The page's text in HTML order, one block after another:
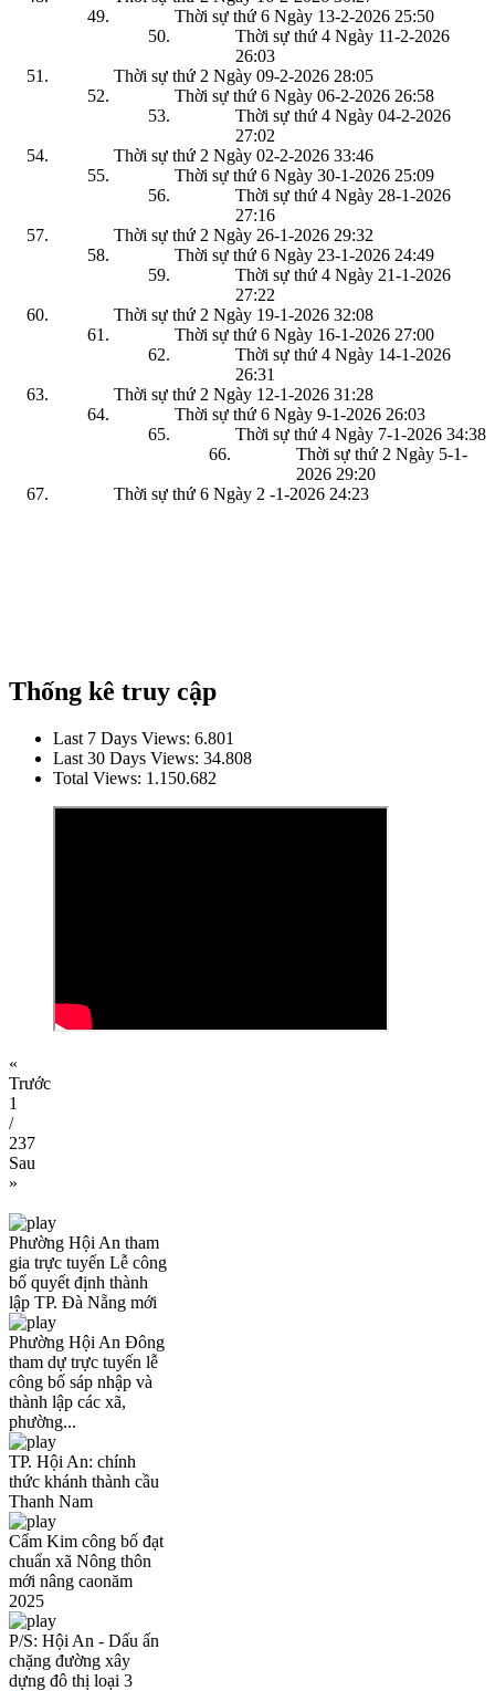
Thời sự thứ 6 Ngày 13-2-2026 25:50
Thời sự thứ 4 Ngày 11-2-2026
26:03
Thời sự thứ 2 Ngày 09-2-2026 28:05
Thời sự thứ 6 Ngày 06-2-2026 26:58
Thời sự thứ 4 Ngày 04-2-2026
27:02
Thời sự thứ 2 Ngày 02-2-2026 33:46
Thời sự thứ 6 Ngày 30-1-2026 25:09
Thời sự thứ 4 Ngày 28-1-2026
27:16
Thời sự thứ 2 Ngày 26-1-2026 29:32
Thời sự thứ 6 Ngày 23-1-2026 24:49
Thời sự thứ 4 Ngày 21-1-2026
27:22
Thời sự thứ 2 Ngày 19-1-2026 32:08
Thời sự thứ 6 Ngày 16-1-2026 27:00
Thời sự thứ 4 Ngày 14-1-2026
26:31
Thời sự thứ 2 Ngày 12-1-2026 31:28
Thời sự thứ 6 Ngày 9-1-2026 26:03
Thời sự thứ 4 Ngày 7-1-2026 34:38
Thời sự thứ 2 Ngày 5-1-
2026 29:20
Thời sự thứ 6 Ngày 2 -1-2026 24:23
Thống kê truy cập
Last 7 Days Views: 6.801
Last 30 Days Views: 34.808
Total Views: 1.150.682
«
Trước
1
/
237
Sau
»
Phường Hội An tham
gia trực tuyến Lễ công
bố quyết định thành
lập TP. Đà Nẵng mới
Phường Hội An Đông
tham dự trực tuyến lễ
công bố sáp nhập và
thành lập các xã,
phường...
TP. Hội An: chính
thức khánh thành cầu
Thanh Nam
Cẩm Kim công bố đạt
chuẩn xã Nông thôn
mới nâng caonăm
2025
P/S: Hội An - Dấu ấn
chặng đường xây
dựng đô thị loại 3